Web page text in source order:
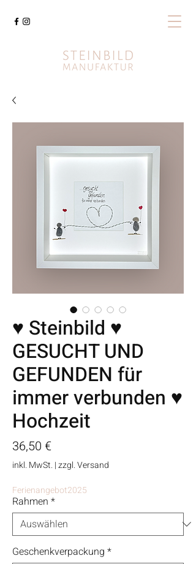
♥ Steinbild ♥
GESUCHT UND
GEFUNDEN für
immer verbunden ♥
Hochzeit
36,50 €Preis
inkl. MwSt. |zzgl. Versand
Ferienangebot2025
Rahmen *
Geschenkverpackung *